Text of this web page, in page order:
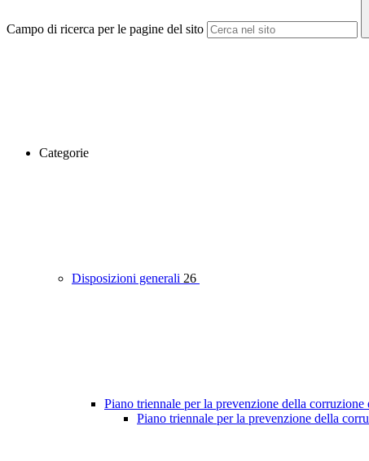
Campo di ricerca per le pagine del sito
Categorie
Disposizioni generali 26
Piano triennale per la prevenzione della corruzione
Piano triennale per la prevenzione della